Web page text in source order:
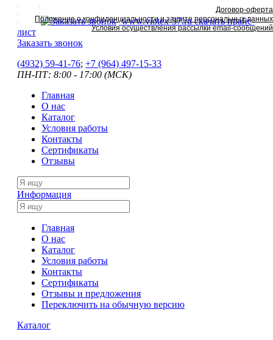
www.viotex-37.ruскачать прайс-
лист
Заказать звонок
(4932) 59-41-76; +7 (964) 497-15-33
ПН-ПТ: 8:00 - 17:00 (МСК)
Главная
О нас
Каталог
Условия работы
Контакты
Сертификаты
Отзывы
Информация
Главная
О нас
Каталог
Условия работы
Контакты
Сертификаты
Отзывы и предложения
Переключить на обычную версию
Каталог
Договор-оферта
Положение о конфиденциальности и защите персональных данных
Условия осуществления рассылки email-сообщений